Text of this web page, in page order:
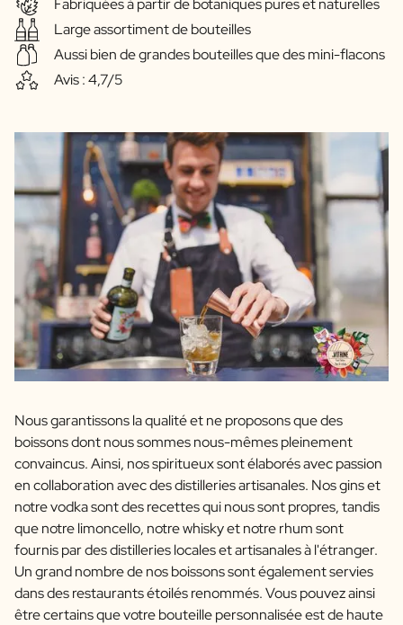
Large assortiment de bouteilles
Aussi bien de grandes bouteilles que des mini-flacons
Avis : 4,7/5
Nous garantissons la qualité et ne proposons que des
boissons dont nous sommes nous-mêmes pleinement
convaincus. Ainsi, nos spiritueux sont élaborés avec passion
en collaboration avec des distilleries artisanales. Nos gins et
notre vodka sont des recettes qui nous sont propres, tandis
que notre limoncello, notre whisky et notre rhum sont
fournis par des distilleries locales et artisanales à l'étranger.
Un grand nombre de nos boissons sont également servies
dans des restaurants étoilés renommés. Vous pouvez ainsi
être certains que votre bouteille personnalisée est de haute